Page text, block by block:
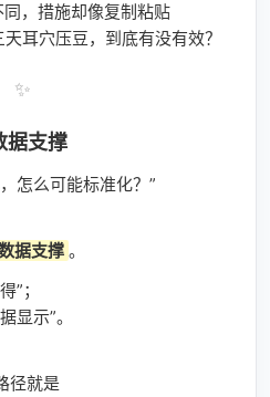
同，措施却像复制粘贴
天耳穴压豆，到底有没有效？
✨
据支撑
怎么可能标准化？”
据支撑 。
”；
显示”。
径就是